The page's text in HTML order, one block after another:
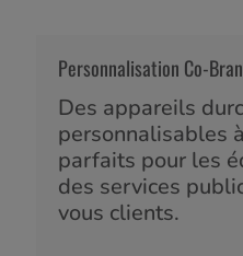
Personnalisation
Des appareils
personnalisables
parfaits pour les
des services
vous clients.